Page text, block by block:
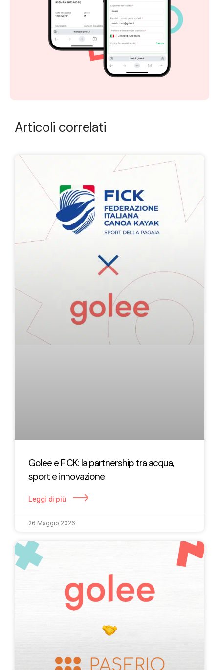
Articoli correlati
Golee e FICK: la partnership tra acqua,
sport e innovazione
Leggi di più
26 Maggio 2026